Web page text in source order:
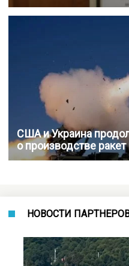
США и Украина
о производстве
НОВОСТИ